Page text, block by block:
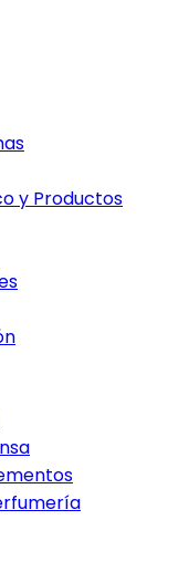
y Productos